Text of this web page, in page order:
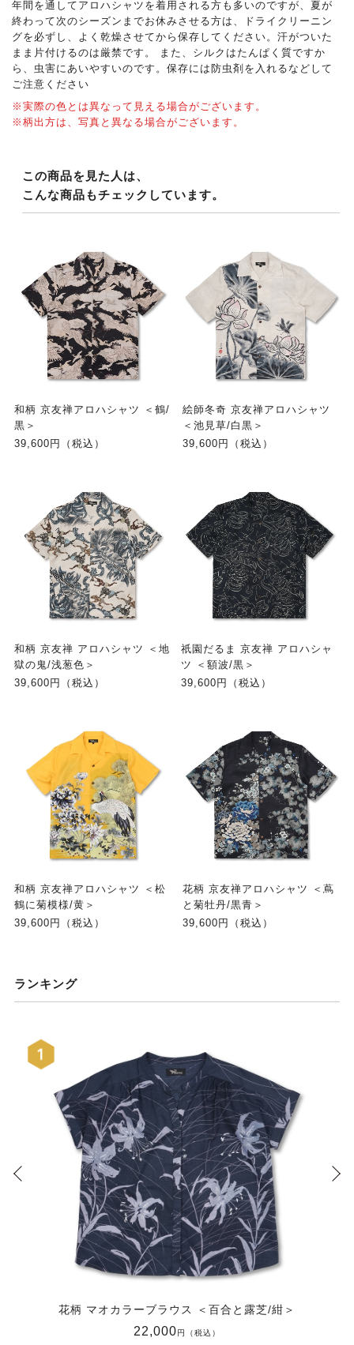
年間を通してアロハシャツを着用される方も多いのですが、夏が
終わって次のシーズンまでお休みさせる方は、ドライクリーニン
グを必ずし、よく乾燥させてから保存してください。汗がついた
まま片付けるのは厳禁です。 また、シルクはたんぱく質ですか
ら、虫害にあいやすいのです。保存には防虫剤を入れるなどして
ご注意ください
※実際の色とは異なって見える場合がございます。
※柄出方は、写真と異なる場合がございます。
この商品を見た人は、
こんな商品もチェックしています。
和柄 京友禅アロハシャツ ＜鶴/
黒＞
39,600円（税込）
絵師冬奇 京友禅アロハシャツ
＜池見草/白黒＞
39,600円（税込）
和柄 京友禅 アロハシャツ ＜地
獄の鬼/浅葱色＞
39,600円（税込）
祇園だるま 京友禅 アロハシャ
ツ ＜額波/黒＞
39,600円（税込）
和柄 京友禅アロハシャツ ＜松
鶴に菊模様/黄＞
39,600円（税込）
花柄 京友禅アロハシャツ ＜蔦
と菊牡丹/黒青＞
39,600円（税込）
ランキング
花柄 マオカラーブラウス ＜百合と露芝/紺＞
22,000円（税込）